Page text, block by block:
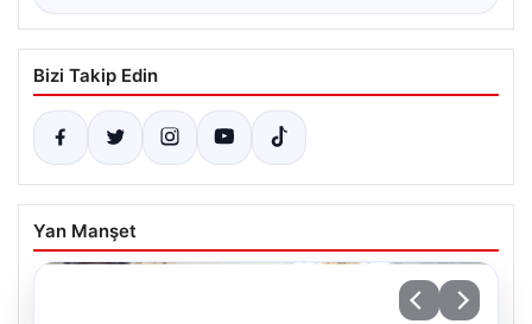
Bizi Takip Edin
Yan Manşet